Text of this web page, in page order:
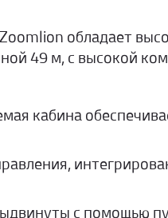
обладает
49 м, с высокой
кабина
с помощью